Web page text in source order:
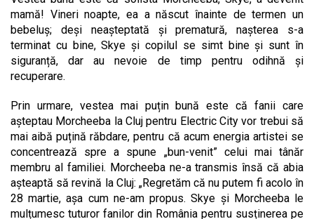
mamă! Vineri noapte, ea a născut înainte de termen un
bebeluș; deși neașteptată și prematură, nașterea s-a
terminat cu bine, Skye și copilul se simt bine și sunt în
siguranță, dar au nevoie de timp pentru odihnă și
recuperare.
Prin urmare, vestea mai puțin bună este că fanii care
așteptau Morcheeba la Cluj pentru Electric City vor trebui să
mai aibă puțină răbdare, pentru că acum energia artistei se
concentrează spre a spune „bun-venit” celui mai tânăr
membru al familiei. Morcheeba ne-a transmis însă că abia
așteaptă să revină la Cluj: „Regretăm că nu putem fi acolo în
28 martie, așa cum ne-am propus. Skye și Morcheeba le
mulțumesc tuturor fanilor din România pentru susținerea pe